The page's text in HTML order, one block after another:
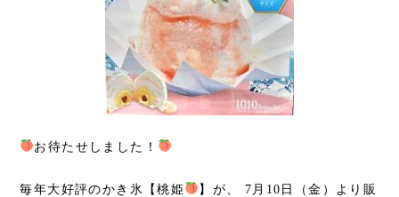
お待たせしました！
毎年大好評のかき氷【桃姫
】が、 7月10日（金）より販